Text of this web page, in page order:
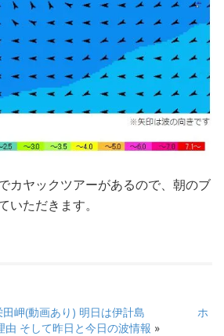
カヤックツアーがあるので、朝のブ
いただきます。
岬(動画あり) 明日は伊計島
ホ
由 そして昨日と今日の波情報 »